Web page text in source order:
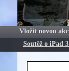
Vložit novou
Soutěž o iPad